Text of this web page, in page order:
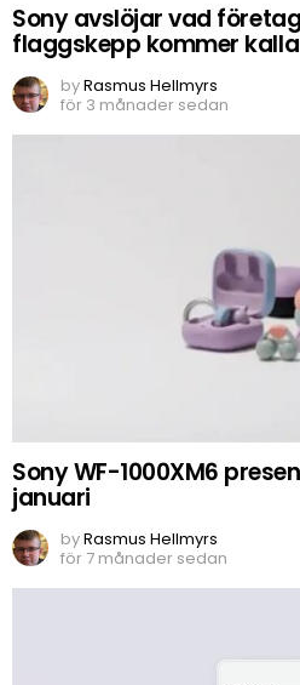
Sony avslöjar vad
flaggskepp kommer
byRasmus Hellmyrs
för 3 månader sedan
Sony WF-1000XM6
januari
byRasmus Hellmyrs
för 7 månader sedan